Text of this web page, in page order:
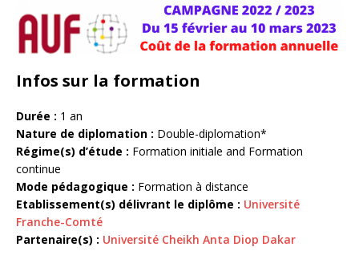
Infos sur la formation
Durée : 1 an
Nature de diplomation : Double-diplomation*
Régime(s) d’étude : Formation initiale and Formation
continue
Mode pédagogique : Formation à distance
Etablissement(s) délivrant le diplôme : Université
Franche-Comté
Partenaire(s) : Université Cheikh Anta Diop Dakar